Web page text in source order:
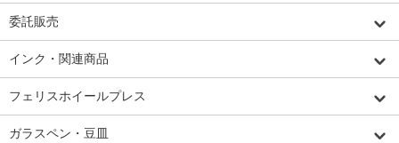
委託販売
インク・関連商品
フェリスホイールプレス
ガラスペン・豆皿